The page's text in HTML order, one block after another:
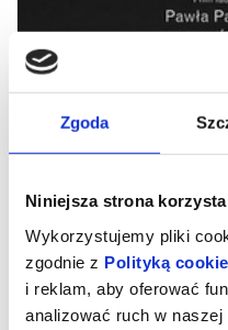
Zgoda
Niniejsza strona
Wykorzystujemy pliki
zgodnie z Polityką
i reklam, aby oferować
analizować ruch w